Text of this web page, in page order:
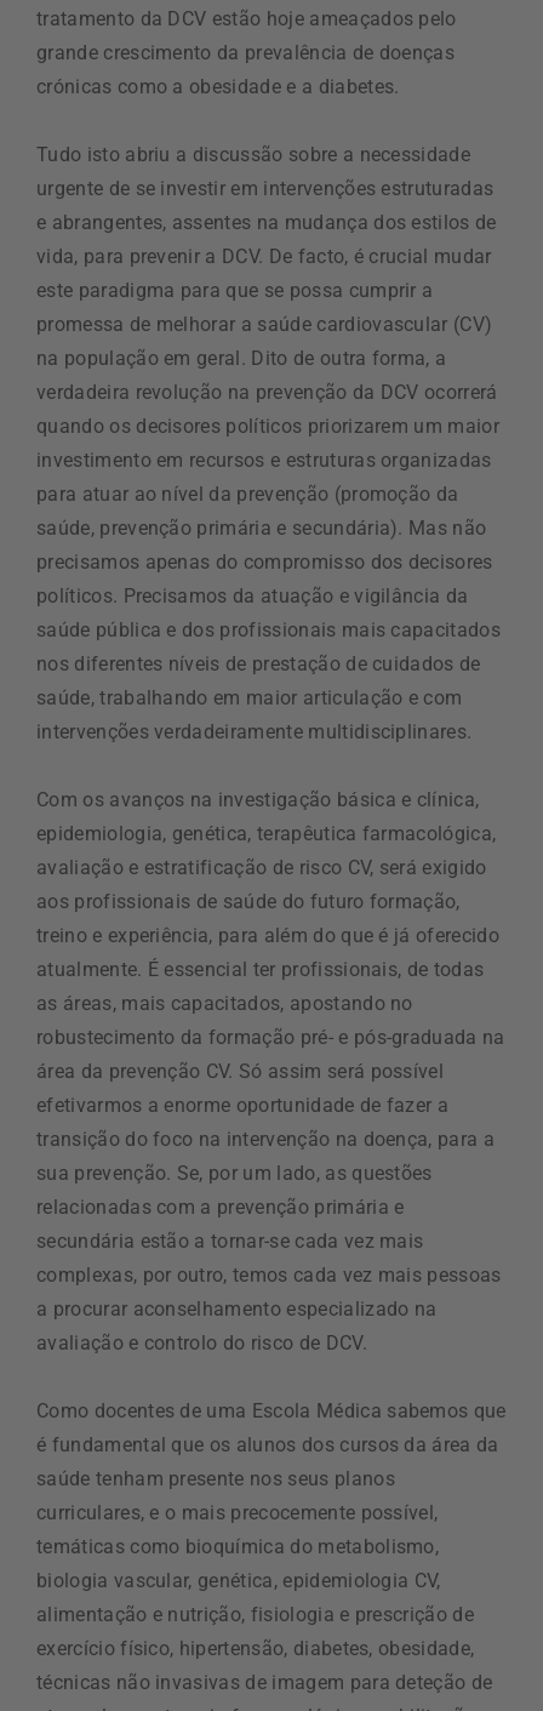
tratamento da DCV estão hoje ameaçados pelo
grande crescimento da prevalência de doenças
crónicas como a obesidade e a diabetes.
Tudo isto abriu a discussão sobre a necessidade
urgente de se investir em intervenções estruturadas
e abrangentes, assentes na mudança dos estilos de
vida, para prevenir a DCV. De facto, é crucial mudar
este paradigma para que se possa cumprir a
promessa de melhorar a saúde cardiovascular (CV)
na população em geral. Dito de outra forma, a
verdadeira revolução na prevenção da DCV ocorrerá
quando os decisores políticos priorizarem um maior
investimento em recursos e estruturas organizadas
para atuar ao nível da prevenção (promoção da
saúde, prevenção primária e secundária). Mas não
precisamos apenas do compromisso dos decisores
políticos. Precisamos da atuação e vigilância da
saúde pública e dos profissionais mais capacitados
nos diferentes níveis de prestação de cuidados de
saúde, trabalhando em maior articulação e com
intervenções verdadeiramente multidisciplinares.
Com os avanços na investigação básica e clínica,
epidemiologia, genética, terapêutica farmacológica,
avaliação e estratificação de risco CV, será exigido
aos profissionais de saúde do futuro formação,
treino e experiência, para além do que é já oferecido
atualmente. É essencial ter profissionais, de todas
as áreas, mais capacitados, apostando no
robustecimento da formação pré- e pós-graduada na
área da prevenção CV. Só assim será possível
efetivarmos a enorme oportunidade de fazer a
transição do foco na intervenção na doença, para a
sua prevenção. Se, por um lado, as questões
relacionadas com a prevenção primária e
secundária estão a tornar-se cada vez mais
complexas, por outro, temos cada vez mais pessoas
a procurar aconselhamento especializado na
avaliação e controlo do risco de DCV.
Como docentes de uma Escola Médica sabemos que
é fundamental que os alunos dos cursos da área da
saúde tenham presente nos seus planos
curriculares, e o mais precocemente possível,
temáticas como bioquímica do metabolismo,
biologia vascular, genética, epidemiologia CV,
alimentação e nutrição, fisiologia e prescrição de
exercício físico, hipertensão, diabetes, obesidade,
técnicas não invasivas de imagem para deteção de